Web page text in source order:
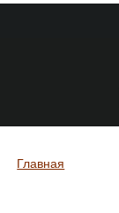
Вы здесь
Главная